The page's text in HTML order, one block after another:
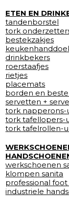
ETEN EN
tandenborstel
tork
bestekzakjes
drinkbekers
roerstaafjes
rietjes
placemats
borden en
servetten +
tork napperons-
tork tafellopers-
tork tafelrollen-
werkschoenen
klompen sanita
professional
industriele